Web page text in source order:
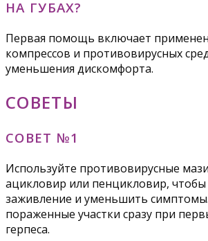
НА ГУБАХ?
Первая помощь включает
компрессов и противовирусных
уменьшения дискомфорта.
СОВЕТЫ
СОВЕТ №1
Используйте противовирусные
ацикловир или пенцикловир, чтобы
заживление и уменьшить
пораженные участки сразу при
герпеса.